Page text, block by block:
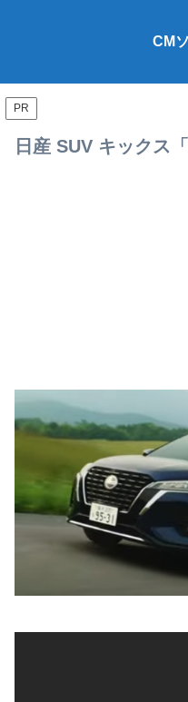
CM
PR
日産 SUV キックス